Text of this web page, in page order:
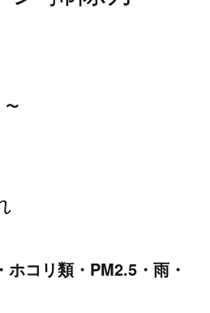
〜
コリ類・PM2.5・雨・